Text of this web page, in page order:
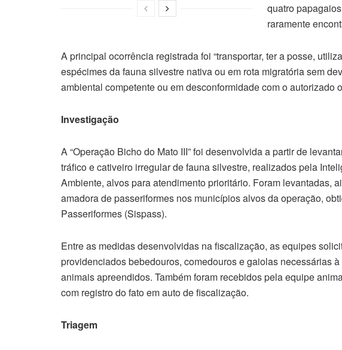
quatro
raramente
A principal ocorrência registrada foi “transportar, ter a posse,
espécimes da fauna silvestre nativa ou em rota migratória sem
ambiental competente ou em desconformidade com o autorizado
Investigação
A “Operação Bicho do Mato III” foi desenvolvida a partir de
tráfico e cativeiro irregular de fauna silvestre, realizados pela
Ambiente, alvos para atendimento prioritário. Foram levantadas,
amadora de passeriformes nos municípios alvos da operação,
Passeriformes (Sispass).
Entre as medidas desenvolvidas na fiscalização, as equipes
providenciados bebedouros, comedouros e gaiolas necessárias
animais apreendidos. Também foram recebidos pela equipe
com registro do fato em auto de fiscalização.
Triagem